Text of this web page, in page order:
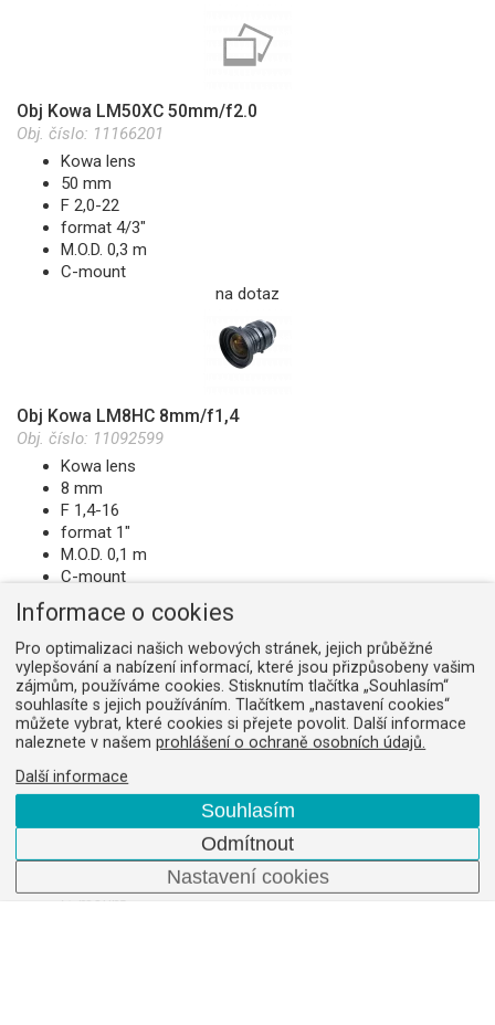
Obj Kowa LM50XC 50mm/f2.0
Obj. číslo: 11166201
Kowa lens
50 mm
F 2,0-22
format 4/3"
M.O.D. 0,3 m
C-mount
na dotaz
Obj Kowa LM8HC 8mm/f1,4
Obj. číslo: 11092599
Kowa lens
8 mm
F 1,4-16
format 1"
M.O.D. 0,1 m
C-mount
Obj Kowa LM8JC10M 8,5mm/1,8
Obj. číslo:11091819
Kowa lens
8,5 mm
M.O.D. 0,1 m
locating screw for aperture and focus
C-mount
Informace o cookies
Pro optimalizaci našich webových stránek, jejich průběžné
vylepšování a nabízení informací, které jsou přizpůsobeny vašim
zájmům, používáme cookies. Stisknutím tlačítka „Souhlasím“
souhlasíte s jejich používáním. Tlačítkem „nastavení cookies“
můžete vybrat, které cookies si přejete povolit. Další informace
naleznete v našemprohlášení o ochraně osobních údajů.
Další informace
Souhlasím
Odmítnout
Nastavení cookies